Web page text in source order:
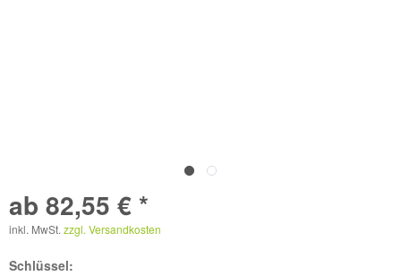
ab 82,55 € *
inkl. MwSt. zzgl. Versandkosten
Schlüssel: